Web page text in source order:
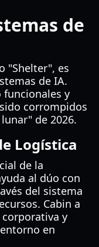
de
"Shelter", es
de IA.
funcionales y
corrompidos
de 2026.
Logística
de la
al dúo con
del sistema
Cabin a
y
en